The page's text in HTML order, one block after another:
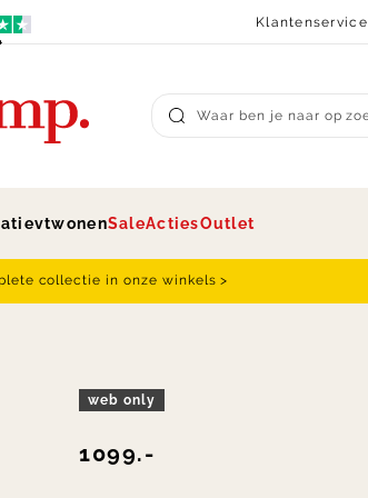
Klantenservice
Submit search
vtwonenSaleActiesOutlet
collectie in onze winkels >
web only
1099.-